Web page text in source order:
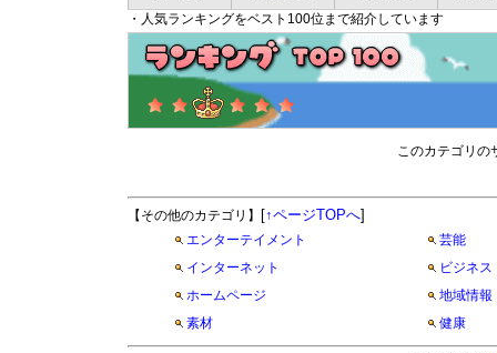
・人気ランキングをベスト100位まで紹介しています
このカテゴリの
【その他のカテゴリ】 [↑ページTOPへ]
エンターテイメント
芸能
インターネット
ビジネス
ホームページ
地域情報
素材
健康